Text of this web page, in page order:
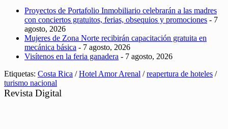
Proyectos de Portafolio Inmobiliario celebrarán a las madres
con conciertos gratuitos, ferias, obsequios y promociones - 7
agosto, 2026
Mujeres de Zona Norte recibirán capacitación gratuita en
mecánica básica - 7 agosto, 2026
Visítenos en la feria ganadera - 7 agosto, 2026
Etiquetas: Costa Rica /Hotel Amor Arenal /reapertura de hoteles /
turismo nacional
Revista Digital